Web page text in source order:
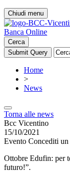
Chiudi menu
Banca Online
Cerca
Home
>
News
Torna alle news
Bcc Vicentino
15/10/2021
Evento Concediti
Ottobre Edufin: per
futuro!”.